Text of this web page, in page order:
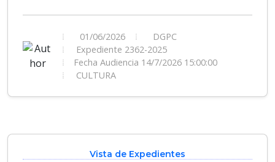
01/06/2026
DGPC
Expediente 2362-2025
Fecha Audiencia 14/7/2026 15:00:00
CULTURA
Vista de Expedientes